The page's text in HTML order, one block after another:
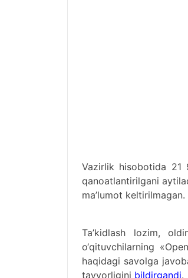
Vazirlik hisobotida 21
qanoatlantirilgani
ma’lumot keltirilmagan.
Ta’kidlash lozim,
o‘qituvchilarning
haqidagi savolga
tayyorligini bildirgandi.